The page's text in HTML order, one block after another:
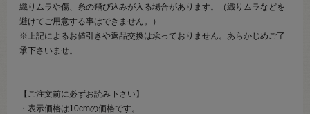
織りムラや傷、糸の飛び込みが入る場合があります。（織りムラなどを
避けてご用意する事はできません。）
※上記によるお値引きや返品交換は承っておりません。あらかじめご了
承下さいませ。
【ご注文前に必ずお読み下さい】
・表示価格は10cmの価格です。